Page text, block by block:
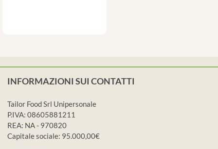
INFORMAZIONI SUI CONTATTI
Tailor Food Srl Unipersonale
P.IVA: 08605881211
REA: NA - 970820
Capitale sociale: 95.000,00€